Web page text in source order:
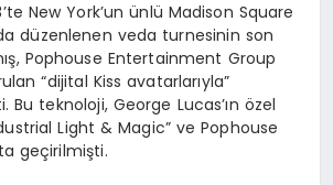
New York’un ünlü Madison Square
düzenlenen veda turnesinin son
Pophouse Entertainment Group
“dijital Kiss avatarlarıyla”
Bu teknoloji, George Lucas’ın özel
Light & Magic” ve Pophouse
geçirilmişti.